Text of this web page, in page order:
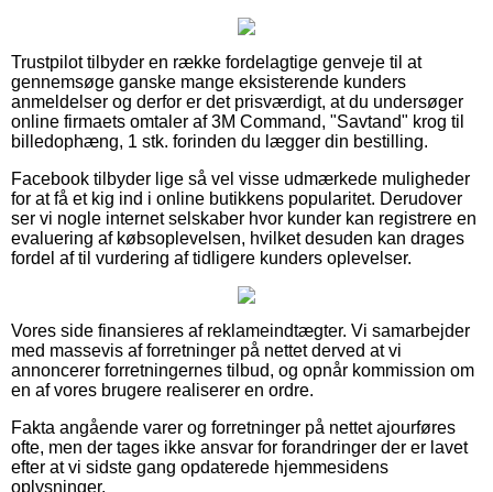
Trustpilot tilbyder en række fordelagtige genveje til at
gennemsøge ganske mange eksisterende kunders
anmeldelser og derfor er det prisværdigt, at du undersøger
online firmaets omtaler af 3M Command, "Savtand" krog til
billedophæng, 1 stk. forinden du lægger din bestilling.
Facebook tilbyder lige så vel visse udmærkede muligheder
for at få et kig ind i online butikkens popularitet. Derudover
ser vi nogle internet selskaber hvor kunder kan registrere en
evaluering af købsoplevelsen, hvilket desuden kan drages
fordel af til vurdering af tidligere kunders oplevelser.
Vores side finansieres af reklameindtægter. Vi samarbejder
med massevis af forretninger på nettet derved at vi
annoncerer forretningernes tilbud, og opnår kommission om
en af vores brugere realiserer en ordre.
Fakta angående varer og forretninger på nettet ajourføres
ofte, men der tages ikke ansvar for forandringer der er lavet
efter at vi sidste gang opdaterede hjemmesidens
oplysninger.